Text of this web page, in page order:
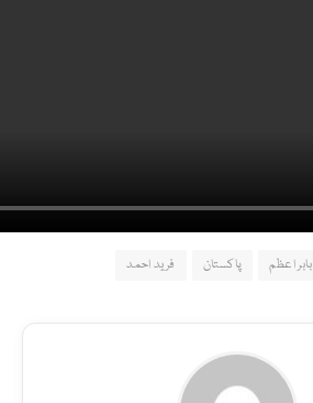
بابر اعظم پاکستان فرید احمد